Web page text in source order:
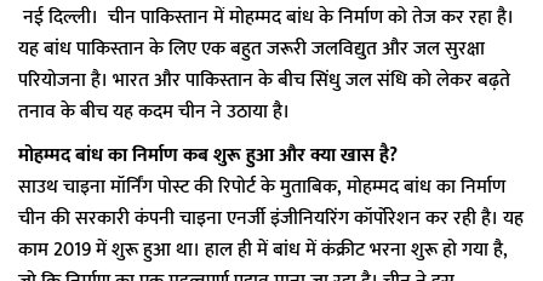
नई दिल्ली। चीन पाकिस्तान में मोहम्मद बांध के निर्माण को तेज कर रहा है।
यह बांध पाकिस्तान के लिए एक बहुत जरूरी जलविद्युत और जल सुरक्षा
परियोजना है। भारत और पाकिस्तान के बीच सिंधु जल संधि को लेकर बढ़ते
तनाव के बीच यह कदम चीन ने उठाया है।
मोहम्मद बांध का निर्माण कब शुरू हुआ और क्या खास है?
साउथ चाइना मॉर्निंग पोस्ट की रिपोर्ट के मुताबिक, मोहम्मद बांध का निर्माण
चीन की सरकारी कंपनी चाइना एनर्जी इंजीनियरिंग कॉर्पोरेशन कर रही है। यह
काम 2019 में शुरू हुआ था। हाल ही में बांध में कंक्रीट भरना शुरू हो गया है,